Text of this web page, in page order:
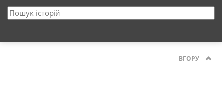
ВГОРУ